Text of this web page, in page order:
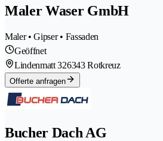
Maler Waser GmbH
Maler • Gipser • Fassaden
Geöffnet
Lindenmatt 326343 Rotkreuz
Offerte anfragen
Bucher Dach AG